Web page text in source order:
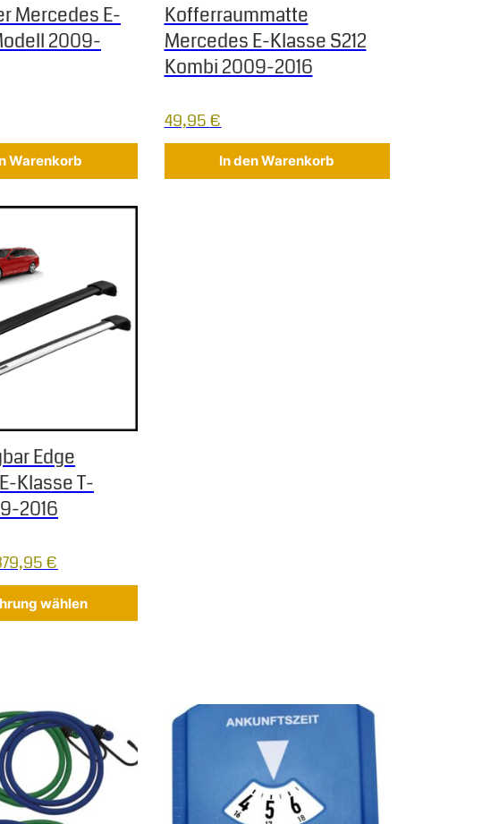
Mercedes E-
2009-
Warenkorb
Kofferraummatte
Mercedes E-Klasse S212
Kombi 2009-2016
49,95€
In den Warenkorb
werden
Edge
Klasse T-
2016
€
wählen
weist mehrere Varianten auf. Die Optionen können auf der Produktseite